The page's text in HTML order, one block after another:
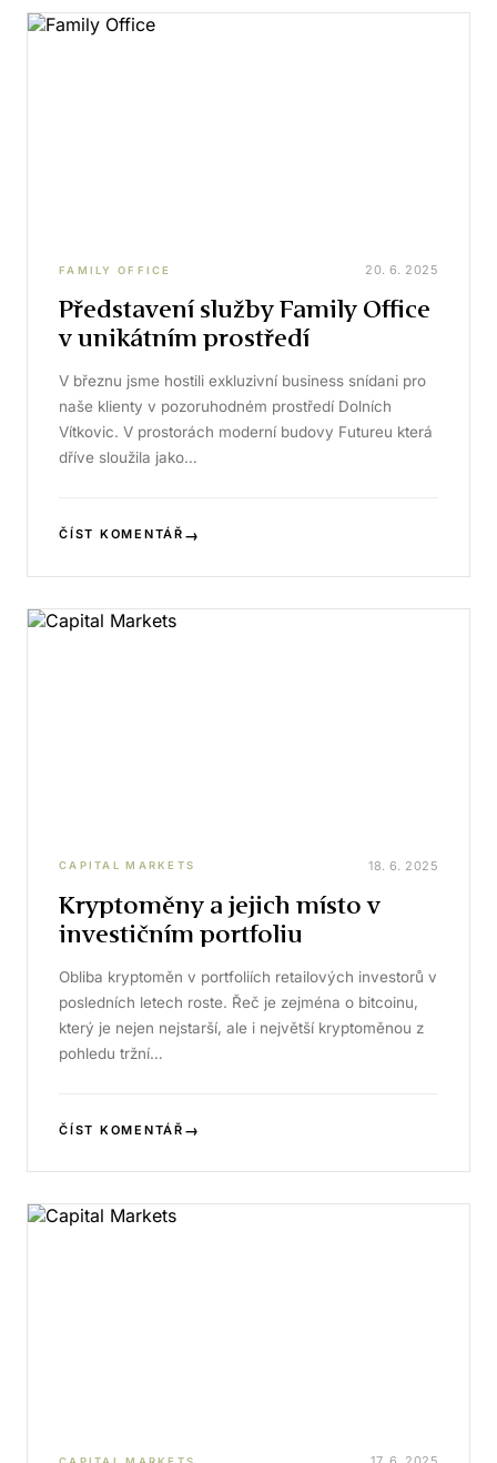
FAMILY OFFICE 20. 6. 2025
Představení služby Family Office
v unikátním prostředí
V březnu jsme hostili exkluzivní business snídani pro
naše klienty v pozoruhodném prostředí Dolních
Vítkovic. V prostorách moderní budovy Futureu která
dříve sloužila jako…
ČÍST KOMENTÁŘ →
CAPITAL MARKETS 18. 6. 2025
Kryptoměny a jejich místo v
investičním portfoliu
Obliba kryptoměn v portfoliích retailových investorů v
posledních letech roste. Řeč je zejména o bitcoinu,
který je nejen nejstarší, ale i největší kryptoměnou z
pohledu tržní…
ČÍST KOMENTÁŘ →